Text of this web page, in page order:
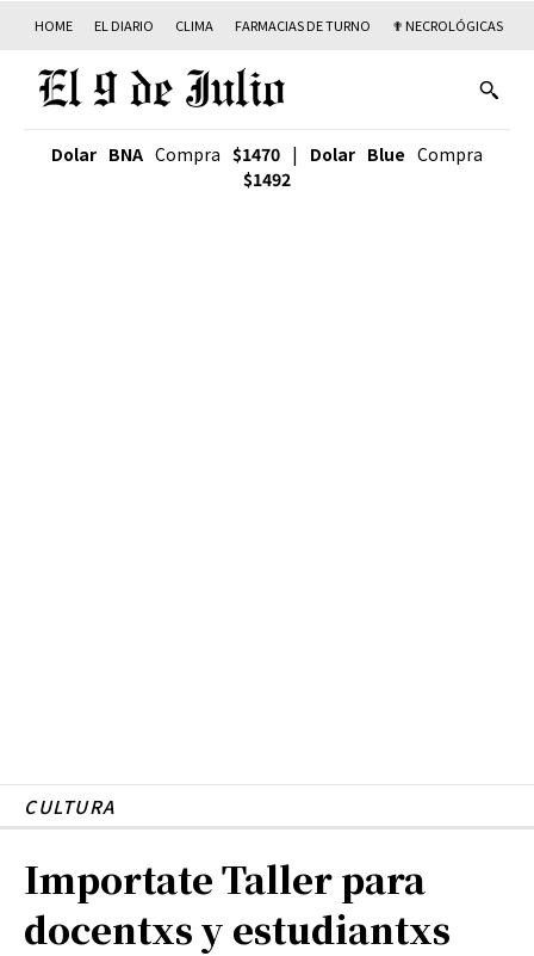
HOME EL DIARIO CLIMA FARMACIAS DE TURNO ✟ NECROLÓGICAS
Dolar BNA Compra $1470 | Dolar Blue Compra
$1492
CULTURA
Importate Taller para
docentxs y estudiantxs